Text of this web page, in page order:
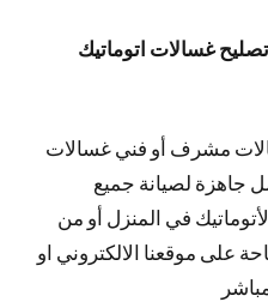
غسالات اتوماتيك
مشرف أو فني غسالات
جاهزة لصيانة جميع
في المنزل أو من
على موقعنا الالكتروني او